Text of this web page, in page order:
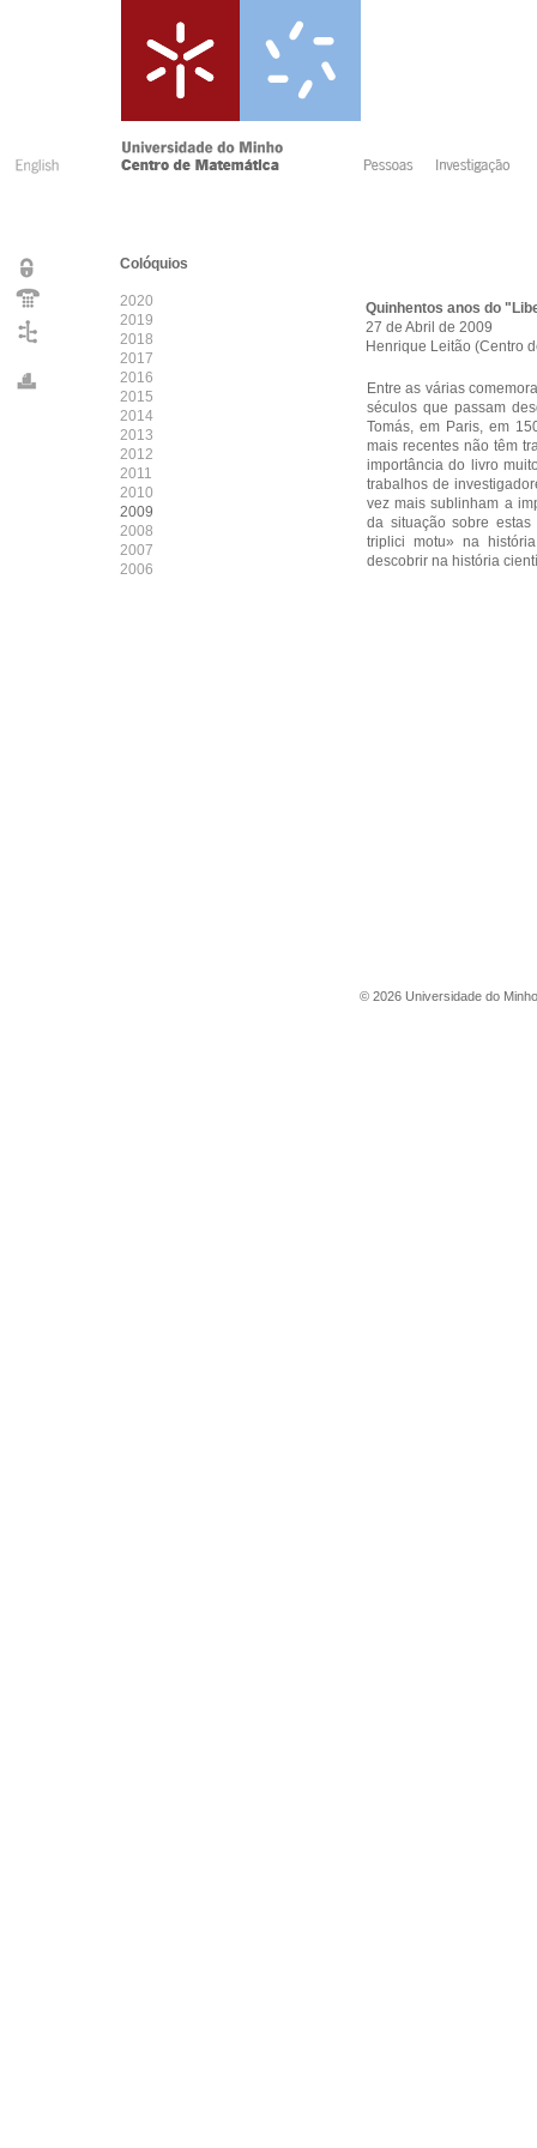
Colóquios
2020
2019
2018
2017
2016
2015
2014
2013
2012
2011
2010
2009
2008
2007
2006
Quinhentos anos do
27 de Abril de 2009
Henrique Leitão (Centro
Entre as várias
séculos que passam
Tomás, em Paris, em
mais recentes não têm
importância do livro
trabalhos de
vez mais sublinham a
da situação sobre
triplici motu» na
descobrir na história
© 2026 Universidade do Minho